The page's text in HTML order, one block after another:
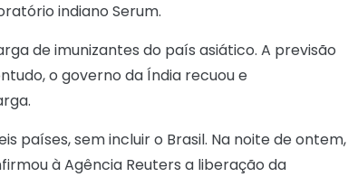
indiano Serum.
de imunizantes do país asiático. A previsão
o governo da Índia recuou e
países, sem incluir o Brasil. Na noite de ontem,
à Agência Reuters a liberação da